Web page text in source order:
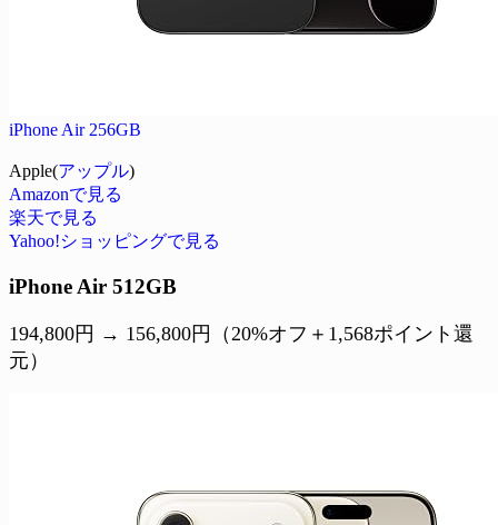
iPhone Air 256GB
Apple(アップル)
Amazonで見る
楽天で見る
Yahoo!ショッピングで見る
iPhone Air 512GB
194,800円 → 156,800円（20%オフ＋1,568ポイント還
元）